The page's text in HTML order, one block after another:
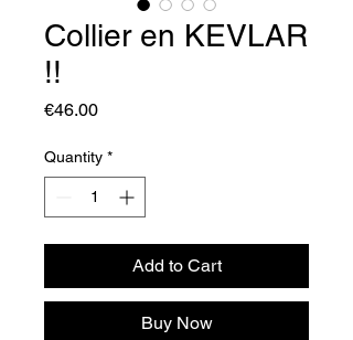
Collier en KEVLAR
!!
€46.00Price
Quantity *
Add to Cart
Buy Now